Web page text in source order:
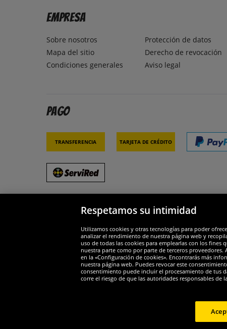
Empresa
Sobre nosotros
Mapa del sitio
Condiciones generales
Protección de datos
Derecho de revocación
Aviso legal
Pago
Transferencia Tarjeta de crédito
Widerruf
Respetamos su intimidad
Utilizamos cookies y otras tecnologías para poder
analizar el rendimiento de nuestra página web y
uso de todas las cookies para emplearlas con los
nuestra parte como por parte de terceros
en la «Configuración de cookies». Encontrarás más
nuestra página web. Puedes revocar este
consentimiento puede incluir el procesamiento de tus
corre el riesgo de que las autoridades responsables de